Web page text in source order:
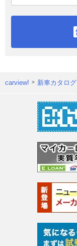
carview! 新車カタログ